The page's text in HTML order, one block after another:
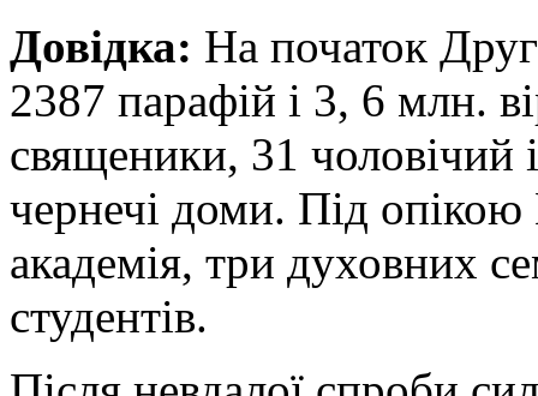
Довідка: На початок
2387 парафій і 3, 6 млн.
священики, 31 чоловічий
чернечі доми. Під опікою
академія, три духовних
студентів.